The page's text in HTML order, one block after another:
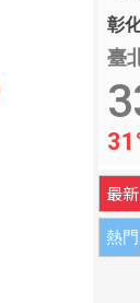
彰
臺
最新
熱門